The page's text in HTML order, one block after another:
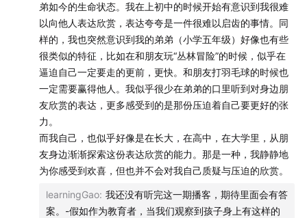
弟如今的生命状态。我在上初中的时候开始有意识到我很难
以向他人表达欣赏，表达夸夸是一件很难以启齿的事情。同
样的，我也突然意识到我的弟弟（小学五年级）好像也有些
很类似的特征，比如在和朋友玩“丛林冒险”的时候，似乎在
逼迫自己一定要走的更前，更快。和朋友打羽毛球的时候也
一定需要赢得他人。我似乎很少在弟弟的口里听到对身边朋
友欣赏的表达，更多感受到的是那份压迫着自己要更好的张
力。
而我自己，也似乎好像是在长大，在高中，在大学里，从朋
友身边渐渐探索这份表达欣赏的能力。那是一种，我静静地
为你感受到欢喜，但也并不会对我自己质疑与压迫的欣赏。
learningGao: 我还没有听完这一期播客，期待里面会有答
案。-假如作为教育者，当我们观察到孩子身上有这样的